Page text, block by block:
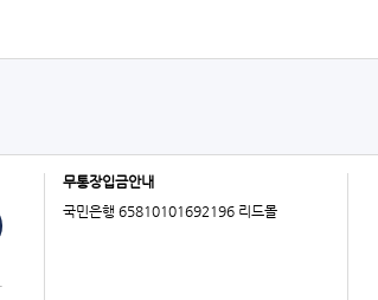
무통장입금안내
국민은행 65810101692196 리드몰